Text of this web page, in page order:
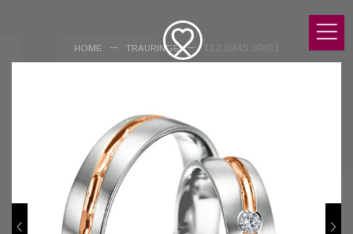
HOME TRAURINGE 112.8945.00/01